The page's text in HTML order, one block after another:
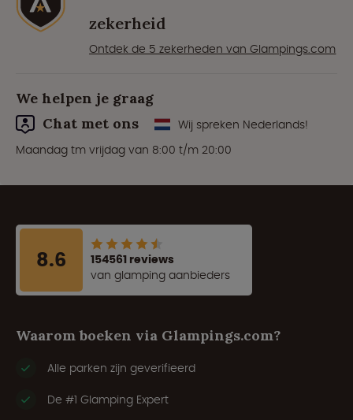
zekerheid
Ontdek de 5 zekerheden van Glampings.com
We helpen je graag
Chat met ons
Wij spreken Nederlands!
Maandag tm vrijdag van 8:00 t/m 20:00
8.6
154561 reviews
van glamping aanbieders
Waarom boeken via Glampings.com?
Alle parken zijn geverifieerd
De #1 Glamping Expert